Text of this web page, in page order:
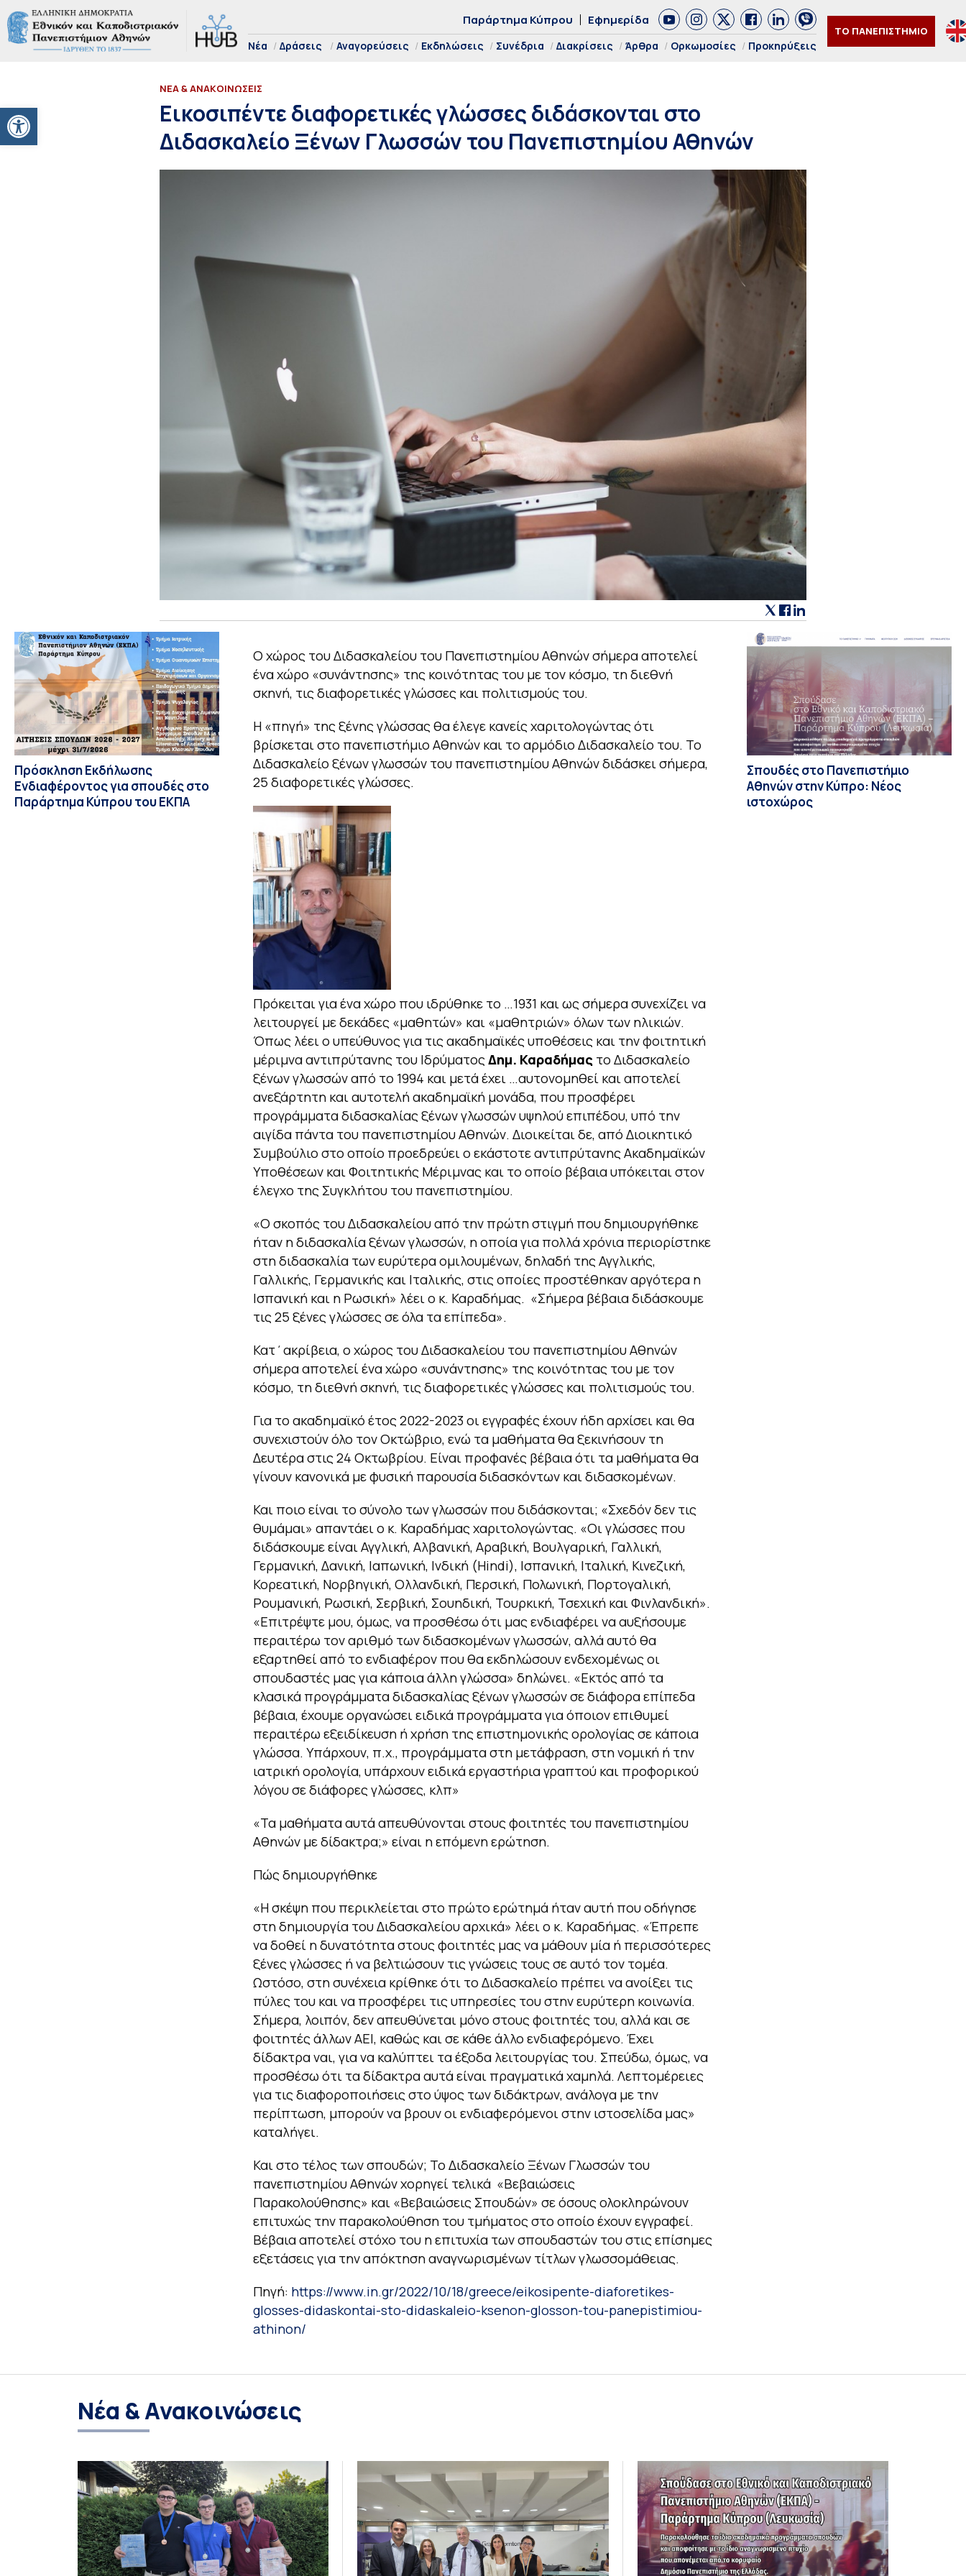
Ανοίξτε τη γραμμή εργαλείων
Παράρτημα Κύπρου Εφημερίδα
Νέα Δράσεις Αναγορεύσεις Εκδηλώσεις Συνέδρια Διακρίσεις Άρθρα Ορκωμοσίες Προκηρύξεις
ΤΟ ΠΑΝΕΠΙΣΤΗΜΙΟ
ΝΕΑ & ΑΝΑΚΟΙΝΩΣΕΙΣ
Εικοσιπέντε διαφορετικές γλώσσες διδάσκονται στο
Διδασκαλείο Ξένων Γλωσσών του Πανεπιστημίου Αθηνών
Πρόσκληση Εκδήλωσης
Ενδιαφέροντος για σπουδές στο
Παράρτημα Κύπρου του ΕΚΠΑ
Ο χώρος του Διδασκαλείου του Πανεπιστημίου Αθηνών σήμερα αποτελεί
ένα χώρο «συνάντησης» της κοινότητας του με τον κόσμο, τη διεθνή
σκηνή, τις διαφορετικές γλώσσες και πολιτισμούς του.
Η «πηγή» της ξένης γλώσσας θα έλεγε κανείς χαριτολογώντας ότι
βρίσκεται στο πανεπιστήμιο Αθηνών και το αρμόδιο Διδασκαλείο του. Το
Διδασκαλείο ξένων γλωσσών του πανεπιστημίου Αθηνών διδάσκει σήμερα,
25 διαφορετικές γλώσσες.
Πρόκειται για ένα χώρο που ιδρύθηκε το …1931 και ως σήμερα συνεχίζει να
λειτουργεί με δεκάδες «μαθητών» και «μαθητριών» όλων των ηλικιών.
Όπως λέει ο υπεύθυνος για τις ακαδημαϊκές υποθέσεις και την φοιτητική
μέριμνα αντιπρύτανης του ΙδρύματοςΔημ. Καραδήμας το Διδασκαλείο
ξένων γλωσσών από το 1994 και μετά έχει …αυτονομηθεί και αποτελεί
ανεξάρτητη και αυτοτελή ακαδημαϊκή μονάδα, που προσφέρει
προγράμματα διδασκαλίας ξένων γλωσσών υψηλού επιπέδου, υπό την
αιγίδα πάντα του πανεπιστημίου Αθηνών. Διοικείται δε, από Διοικητικό
Συμβούλιο στο οποίο προεδρεύει ο εκάστοτε αντιπρύτανης Ακαδημαϊκών
Υποθέσεων και Φοιτητικής Μέριμνας και το οποίο βέβαια υπόκειται στον
έλεγχο της Συγκλήτου του πανεπιστημίου.
«Ο σκοπός του Διδασκαλείου από την πρώτη στιγμή που δημιουργήθηκε
ήταν η διδασκαλία ξένων γλωσσών, η οποία για πολλά χρόνια περιορίστηκε
στη διδασκαλία των ευρύτερα ομιλουμένων, δηλαδή της Αγγλικής,
Γαλλικής, Γερμανικής και Ιταλικής, στις οποίες προστέθηκαν αργότερα η
Ισπανική και η Ρωσική» λέει ο κ. Καραδήμας. «Σήμερα βέβαια διδάσκουμε
τις 25 ξένες γλώσσες σε όλα τα επίπεδα».
Κατ΄ακρίβεια, ο χώρος του Διδασκαλείου του πανεπιστημίου Αθηνών
σήμερα αποτελεί ένα χώρο «συνάντησης» της κοινότητας του με τον
κόσμο, τη διεθνή σκηνή, τις διαφορετικές γλώσσες και πολιτισμούς του.
Για το ακαδημαϊκό έτος 2022-2023 οι εγγραφές έχουν ήδη αρχίσει και θα
συνεχιστούν όλο τον Οκτώβριο, ενώ τα μαθήματα θα ξεκινήσουν τη
Δευτέρα στις 24 Οκτωβρίου. Είναι προφανές βέβαια ότι τα μαθήματα θα
γίνουν κανονικά με φυσική παρουσία διδασκόντων και διδασκομένων.
Και ποιο είναι το σύνολο των γλωσσών που διδάσκονται; «Σχεδόν δεν τις
θυμάμαι» απαντάει ο κ. Καραδήμας χαριτολογώντας. «Οι γλώσσες που
διδάσκουμε είναι Αγγλική, Αλβανική, Αραβική, Βουλγαρική, Γαλλική,
Γερμανική, Δανική, Ιαπωνική, Ινδική (Hindi), Ισπανική, Ιταλική, Κινεζική,
Κορεατική, Νορβηγική, Ολλανδική, Περσική, Πολωνική, Πορτογαλική,
Ρουμανική, Ρωσική, Σερβική, Σουηδική, Τουρκική, Τσεχική και Φινλανδική».
«Επιτρέψτε μου, όμως, να προσθέσω ότι μας ενδιαφέρει να αυξήσουμε
περαιτέρω τον αριθμό των διδασκομένων γλωσσών, αλλά αυτό θα
εξαρτηθεί από το ενδιαφέρον που θα εκδηλώσουν ενδεχομένως οι
σπουδαστές μας για κάποια άλλη γλώσσα» δηλώνει. «Εκτός από τα
κλασικά προγράμματα διδασκαλίας ξένων γλωσσών σε διάφορα επίπεδα
βέβαια, έχουμε οργανώσει ειδικά προγράμματα για όποιον επιθυμεί
περαιτέρω εξειδίκευση ή χρήση της επιστημονικής ορολογίας σε κάποια
γλώσσα. Υπάρχουν, π.χ., προγράμματα στη μετάφραση, στη νομική ή την
ιατρική ορολογία, υπάρχουν ειδικά εργαστήρια γραπτού και προφορικού
λόγου σε διάφορες γλώσσες, κλπ»
«Τα μαθήματα αυτά απευθύνονται στους φοιτητές του πανεπιστημίου
Αθηνών με δίδακτρα;» είναι η επόμενη ερώτηση.
Πώς δημιουργήθηκε
«Η σκέψη που περικλείεται στο πρώτο ερώτημά ήταν αυτή που οδήγησε
στη δημιουργία του Διδασκαλείου αρχικά» λέει ο κ. Καραδήμας. «Έπρεπε
να δοθεί η δυνατότητα στους φοιτητές μας να μάθουν μία ή περισσότερες
ξένες γλώσσες ή να βελτιώσουν τις γνώσεις τους σε αυτό τον τομέα.
Ωστόσο, στη συνέχεια κρίθηκε ότι το Διδασκαλείο πρέπει να ανοίξει τις
πύλες του και να προσφέρει τις υπηρεσίες του στην ευρύτερη κοινωνία.
Σήμερα, λοιπόν, δεν απευθύνεται μόνο στους φοιτητές του, αλλά και σε
φοιτητές άλλων ΑΕΙ, καθώς και σε κάθε άλλο ενδιαφερόμενο. Έχει
δίδακτρα ναι, για να καλύπτει τα έξοδα λειτουργίας του. Σπεύδω, όμως, να
προσθέσω ότι τα δίδακτρα αυτά είναι πραγματικά χαμηλά. Λεπτομέρειες
για τις διαφοροποιήσεις στο ύψος των διδάκτρων, ανάλογα με την
περίπτωση, μπορούν να βρουν οι ενδιαφερόμενοι στην ιστοσελίδα μας»
καταλήγει.
Και στο τέλος των σπουδών; Το Διδασκαλείο Ξένων Γλωσσών του
πανεπιστημίου Αθηνών χορηγεί τελικά «Βεβαιώσεις
Παρακολούθησης» και «Βεβαιώσεις Σπουδών» σε όσους ολοκληρώνουν
επιτυχώς την παρακολούθηση του τμήματος στο οποίο έχουν εγγραφεί.
Βέβαια αποτελεί στόχο του η επιτυχία των σπουδαστών του στις επίσημες
εξετάσεις για την απόκτηση αναγνωρισμένων τίτλων γλωσσομάθειας.
Πηγή: https://www.in.gr/2022/10/18/greece/eikosipente-diaforetikes-
glosses-didaskontai-sto-didaskaleio-ksenon-glosson-tou-panepistimiou-
athinon/
Σπουδές στο Πανεπιστήμιο
Αθηνών στην Κύπρο: Νέος
ιστοχώρος
Νέα & Ανακοινώσεις